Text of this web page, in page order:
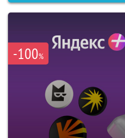
-100%